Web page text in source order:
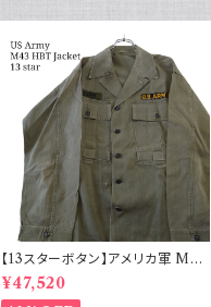
【13スターボタン】アメリカ軍 M43
HBT ジャケット パッチ 軍物 実物
¥47,520